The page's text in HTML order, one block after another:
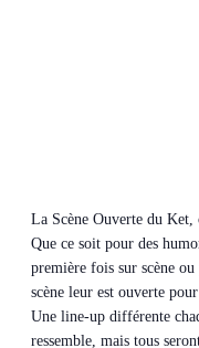
La Scène Ouverte du Ket,
Que ce soit pour des
première fois sur scène
scène leur est ouverte
Une line-up différente
ressemble, mais tous